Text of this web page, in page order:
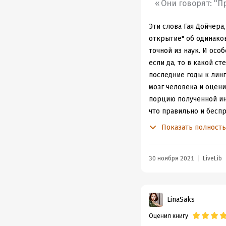
без твердых границ,
понятия будущего из-
оттенка выше, чем
местности, как
Мне откровенно
привык, что мы для
язык в книге радуют,
P.S. Любопытно было
Лермонтова («На
Они говорят:
Эти слова Гая
открытие" об
точной из наук. И
если да, то в какой
последние годы к
мозг человека и
порцию полученной
что правильно и
есть соблазн
на озвученные в ней
множество
читать в электронном
Второй приятный
Показать
30 ноября 2021 LiveLib
LinaSaks
Оценил книгу